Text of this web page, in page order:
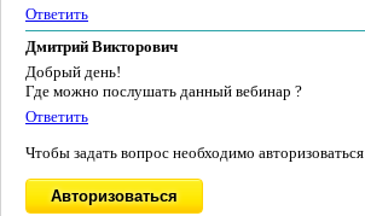
Ответить
Дмитрий Викторович
Добрый день!
Где можно послушать данный вебинар ?
Ответить
Чтобы задать вопрос необходимо авторизоваться